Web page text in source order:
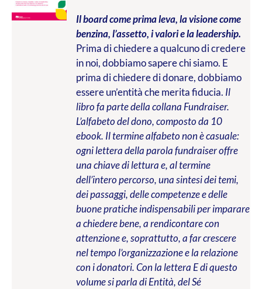
Il board come prima leva, la visione come
benzina, l’assetto, i valori e la leadership.
Prima di chiedere a qualcuno di credere
in noi, dobbiamo sapere chi siamo. E
prima di chiedere di donare, dobbiamo
essere un’entità che merita fiducia. Il
libro fa parte della collana Fundraiser.
L’alfabeto del dono, composto da 10
ebook. Il termine alfabeto non è casuale:
ogni lettera della parola fundraiser offre
una chiave di lettura e, al termine
dell’intero percorso, una sintesi dei temi,
dei passaggi, delle competenze e delle
buone pratiche indispensabili per imparare
a chiedere bene, a rendicontare con
attenzione e, soprattutto, a far crescere
nel tempo l’organizzazione e la relazione
con i donatori. Con la lettera E di questo
volume si parla di Entità, del Sé